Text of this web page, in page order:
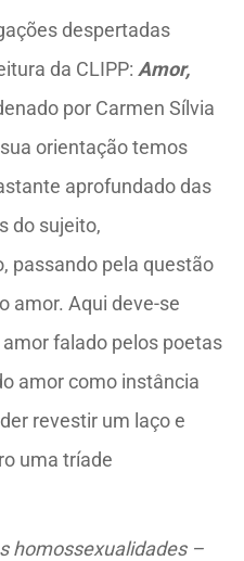
despertadas
da CLIPP: Amor,
por Carmen Sílvia
orientação temos
aprofundado das
do sujeito,
passando pela questão
amor. Aqui deve-se
falado pelos poetas
amor como instância
revestir um laço e
uma tríade
s homossexualidades –